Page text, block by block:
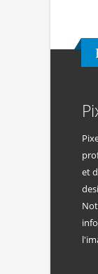
et